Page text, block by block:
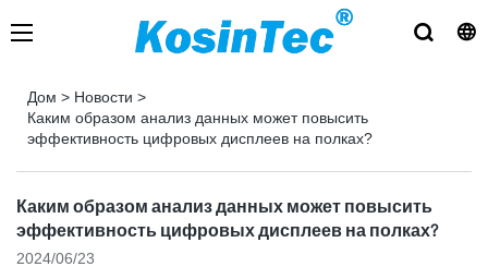
Дом > Новости >
Каким образом анализ данных может повысить
эффективность цифровых дисплеев на полках?
Каким образом анализ данных может повысить
эффективность цифровых дисплеев на полках?
2024/06/23